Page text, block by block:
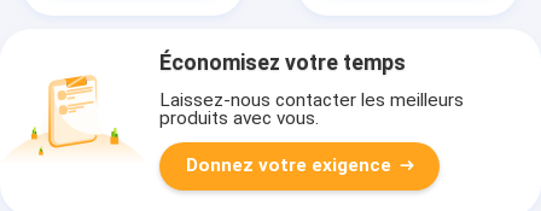
Économisez votre temps
Laissez-nous contacter les meilleurs
produits avec vous.
Donnez votre exigence